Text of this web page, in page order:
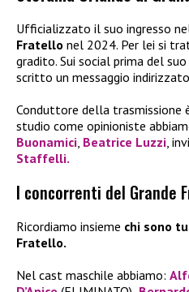
Ufficializzato il suo ingresso
Fratello nel 2024. Per lei si
gradito. Sui social prima del
scritto un messaggio
Conduttore della trasmissione
studio come opinioniste
Buonamici Beatrice Luzzi ,
Staffelli.
I concorrenti del Grande
Ricordiamo insieme chi sono
Fratello.
Nel cast maschile abbiamo: